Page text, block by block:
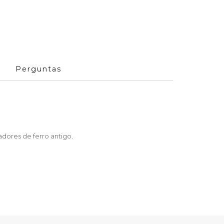
Perguntas
de ferro antigo.